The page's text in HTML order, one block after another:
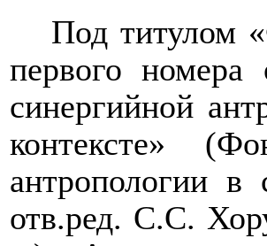
Под титулом
первого
синергийной
контексте»
антропологии в
отв.ред. С.С.